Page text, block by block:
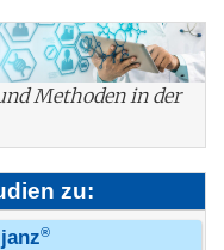
Methoden in der
zu:
®